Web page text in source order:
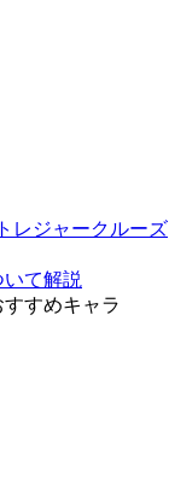
レジャークルーズ
て解説
すめキャラ